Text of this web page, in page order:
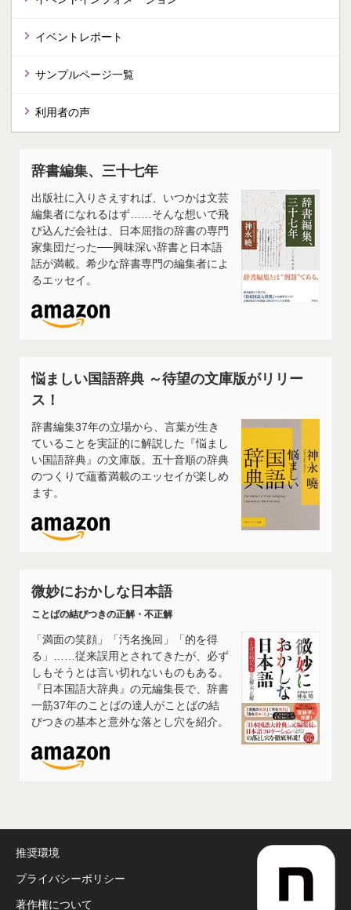
イベントレポート
サンプルページ一覧
利用者の声
辞書編集、三十七年
出版社に入りさえすれば、いつかは文芸
編集者になれるはず……そんな想いで飛
び込んだ会社は、日本屈指の辞書の専門
家集団だった──興味深い辞書と日本語
話が満載。希少な辞書専門の編集者によ
るエッセイ。
悩ましい国語辞典 ～待望の文庫版がリリー
ス！
辞書編集37年の立場から、言葉が生き
ていることを実証的に解説した『悩まし
い国語辞典』の文庫版。五十音順の辞典
のつくりで蘊蓄満載のエッセイが楽しめ
ます。
微妙におかしな日本語
ことばの結びつきの正解・不正解
「満面の笑顔」「汚名挽回」「的を得
る」……従来誤用とされてきたが、必ず
しもそうとは言い切れないものもある。
『日本国語大辞典』の元編集長で、辞書
一筋37年のことばの達人がことばの結
びつきの基本と意外な落とし穴を紹介。
推奨環境
プライバシーポリシー
著作権について